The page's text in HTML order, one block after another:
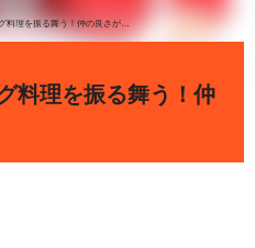
カジサック 家族にフグ料理を振る舞う！仲の良さが話題に
料理を振る舞う！仲